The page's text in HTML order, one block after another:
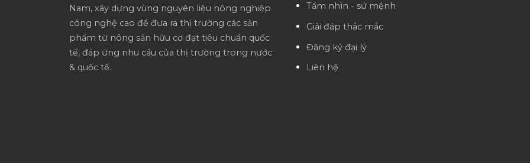
Nam, xây dựng vùng nguyên liệu nông nghiệp
công nghệ cao để đưa ra thị trường các sản
phẩm từ nông sản hữu cơ đạt tiêu chuẩn quốc
tế, đáp ứng nhu cầu của thị trường trong nước
& quốc tế.
Tầm nhìn - sứ mệnh
Giải đáp thắc mắc
Đăng ký đại lý
Liên hệ